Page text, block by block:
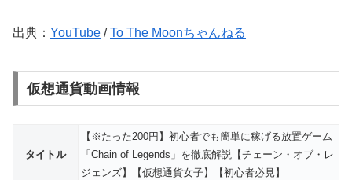
出典： YouTube /To The Moonちゃんねる
仮想通貨動画情報
タイトル
【※たった200円】初心者でも簡単に稼げる放置ゲーム
「Chain of Legends」を徹底解説【チェーン・オブ・レ
ジェンズ】【仮想通貨女子】【初心者必見】